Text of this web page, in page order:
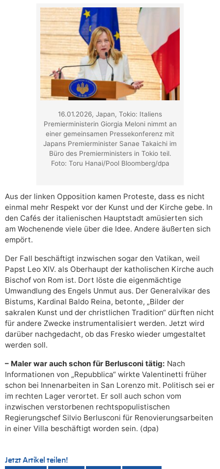
16.01.2026, Japan, Tokio: Italiens
Premierministerin Giorgia Meloni nimmt an
einer gemeinsamen Pressekonferenz mit
Japans Premierminister Sanae Takaichi im
Büro des Premierministers in Tokio teil.
Foto: Toru Hanai/Pool Bloomberg/dpa
Aus der linken Opposition kamen Proteste, dass es nicht
einmal mehr Respekt vor der Kunst und der Kirche gebe. In
den Cafés der italienischen Hauptstadt amüsierten sich
am Wochenende viele über die Idee. Andere äußerten sich
empört.
Der Fall beschäftigt inzwischen sogar den Vatikan, weil
Papst Leo XIV. als Oberhaupt der katholischen Kirche auch
Bischof von Rom ist. Dort löste die eigenmächtige
Umwandlung des Engels Unmut aus. Der Generalvikar des
Bistums, Kardinal Baldo Reina, betonte, „Bilder der
sakralen Kunst und der christlichen Tradition“ dürften nicht
für andere Zwecke instrumentalisiert werden. Jetzt wird
darüber nachgedacht, ob das Fresko wieder umgestaltet
werden soll.
– Maler war auch schon für Berlusconi tätig: Nach
Informationen von „Repubblica“ wirkte Valentinetti früher
schon bei Innenarbeiten in San Lorenzo mit. Politisch sei er
im rechten Lager verortet. Er soll auch schon vom
inzwischen verstorbenen rechtspopulistischen
Regierungschef Silvio Berlusconi für Renovierungsarbeiten
in einer Villa beschäftigt worden sein. (dpa)
Jetzt Artikel teilen!